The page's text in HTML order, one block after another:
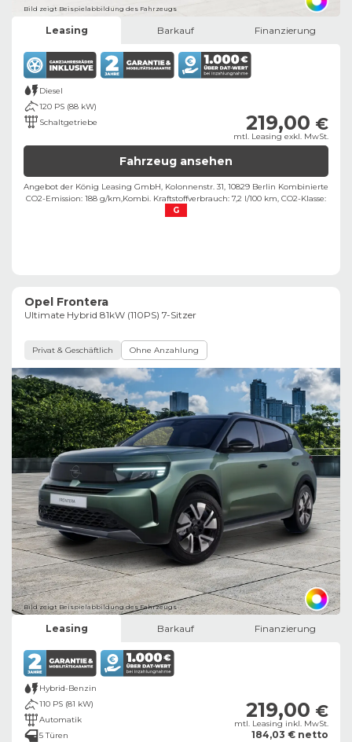
Bild zeigt Beispielabbildung des Fahrzeugs
Leasing Barkauf Finanzierung
Diesel
120 PS (88 kW)
Schaltgetriebe
219,00 €
mtl. Leasing exkl. MwSt.
Fahrzeug ansehen
Angebot der König Leasing GmbH, Kolonnenstr. 31, 10829 Berlin ​ Kombinierte
CO2-Emission: 188 g/km,Kombi. Kraftstoffverbrauch: 7,2 l/100 km, CO2-Klasse:
G
Opel Frontera
Ultimate Hybrid 81kW (110PS) 7-Sitzer
Privat & Geschäftlich Ohne Anzahlung
Bild zeigt Beispielabbildung des Fahrzeugs
Leasing Barkauf Finanzierung
Hybrid-Benzin
110 PS (81 kW)
Automatik
5 Türen
219,00 €
mtl. Leasing inkl. MwSt.
184,03 € netto